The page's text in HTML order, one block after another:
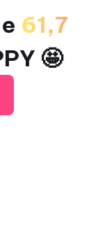
61,7
🤩